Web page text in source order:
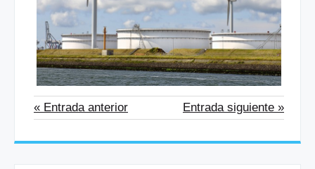
« Entrada anterior Entrada siguiente »